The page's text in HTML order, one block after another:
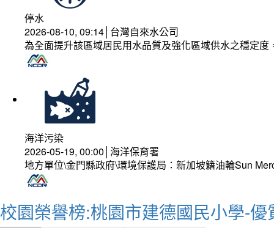
停水
2026-08-10, 09:14│台灣自來水公司
為全面提升該區域居民用水品質及強化區域供水之穩定
海洋污染
2026-05-19, 00:00│海洋保育署
地方單位\金門縣政府\環境保護局：新加坡籍油輪Sun
校園榮譽榜:桃園市建德國民小學-優